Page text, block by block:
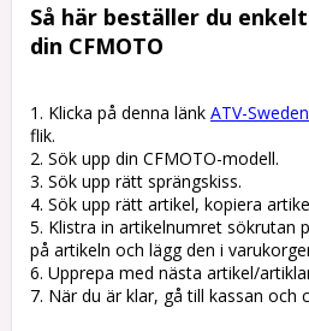
Så här beställer du
din CFMOTO
1. Klicka på denna länk ATV-Sweden
flik.
2. Sök upp din CFMOTO-modell.
3. Sök upp rätt sprängskiss.
4. Sök upp rätt artikel, kopiera
5. Klistra in artikelnumret sökrutan
på artikeln och lägg den i
6. Upprepa med nästa artikel/
7. När du är klar, gå till kassan och